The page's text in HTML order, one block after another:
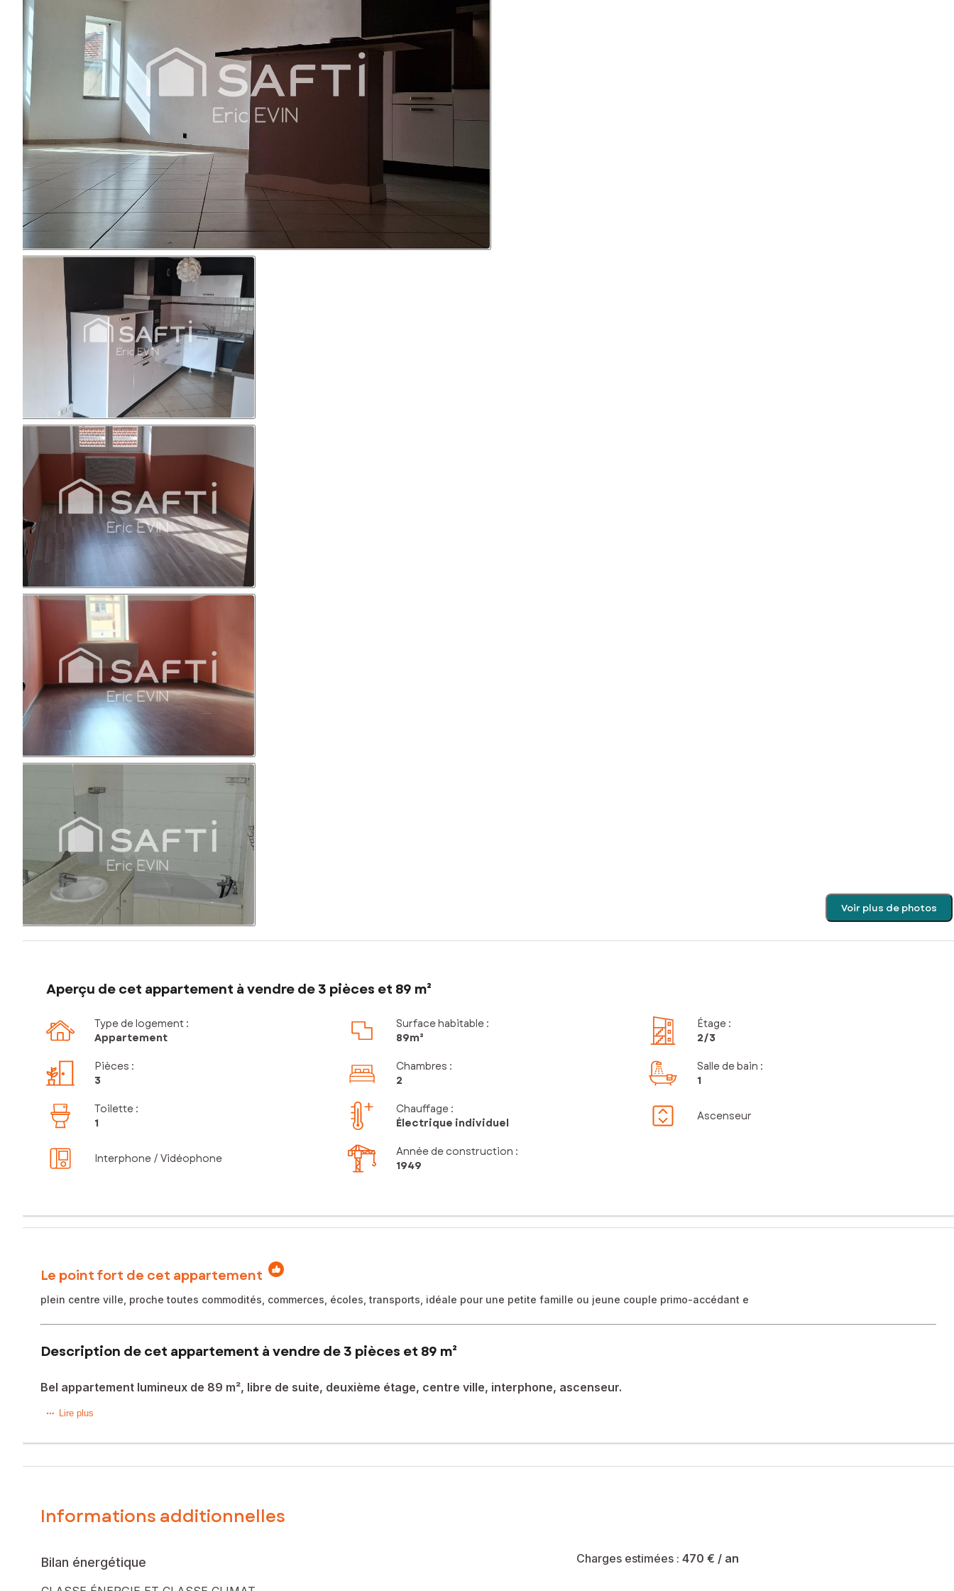
Voir plus de photos
Aperçu de cet appartement à vendre de 3 pièces et 89 m²
Type de logement :
Appartement
Surface habitable :
89m²
Étage :
2/3
Pièces :
3
Chambres :
2
Salle de bain :
1
Toilette :
1
Chauffage :
Électrique individuel
Ascenseur
Interphone / Vidéophone
Année de construction :
1949
Le point fort de cet appartement
plein centre ville, proche toutes commodités, commerces, écoles, transports, idéale pour une petite famille ou jeune couple primo-accédant e
Description de cet appartement à vendre de 3 pièces et 89 m²
Bel appartement lumineux de 89 m², libre de suite, deuxième étage, centre ville, interphone, ascenseur.
Situé à Romans-sur-Isère (26100), ce bel appartement de 89 m² offre un cadre de vie privilégié au cœur de la ville.
Bénéficiant d'une exposition Sud, au deuxième étage d'une petite copropriété, à proximité immédiate des commerces, écoles, lycées et crèches.
Facilité de déplacement grâce aux arrêts de bus et de la gare à proximité.
À l'intérieur, ce bien se compose de 3 pièces dont 2 chambres spacieuses avec placard, 1 WC, une salle de bain, et un petit dressing. Avec ses 89 m² habitables, cet appartement lumineux
est idéal pour une famille en quête de confort.
Lire plus
Informations additionnelles
Bilan énergétique Charges estimées : 470 € / an